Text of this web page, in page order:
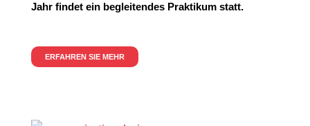
Jahr findet ein begleitendes Praktikum statt.
ERFAHREN SIE MEHR